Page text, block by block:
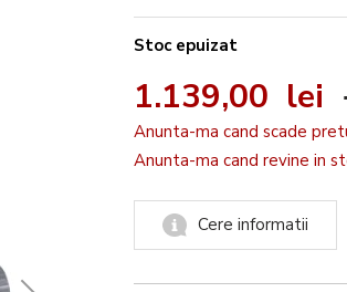
Stoc epuizat
1.139,00 lei
Anunta-ma cand scade
Anunta-ma cand revine in
Cere informatii